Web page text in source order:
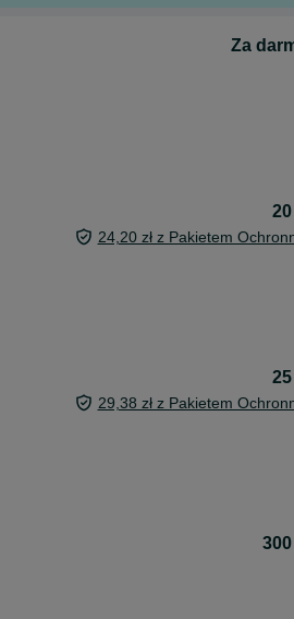
Za
20
24,20 zł z Pakietem
25
29,38 zł z Pakietem
300